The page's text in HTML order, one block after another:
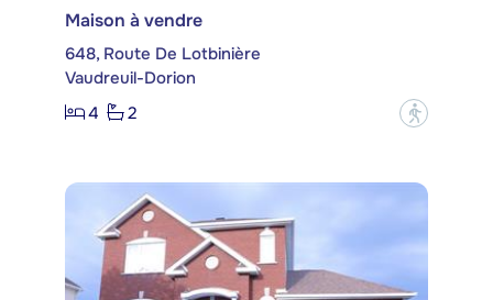
Maison à vendre
648, Route De Lotbinière
Vaudreuil-Dorion
4
2 ?